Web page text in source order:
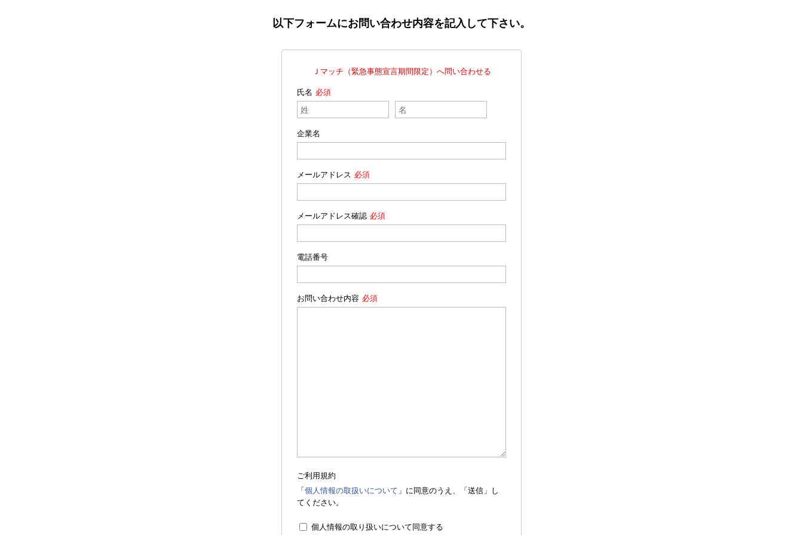
以下フォームにお問い合わせ内容を記入して下さい。
Ｊマッチ（緊急事態宣言期間限定）へ問い合わせる
氏名
企業名
メールアドレス
メールアドレス確認
電話番号
お問い合わせ内容
ご利用規約
「個人情報の取扱いについて 」に同意のうえ、「送信」し
てください。
個人情報の取り扱いについて同意する